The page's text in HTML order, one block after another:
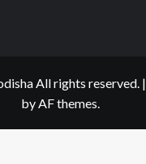
All rights reserved. |
by AF themes.